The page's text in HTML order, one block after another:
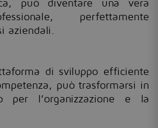
può diventare una vera
perfettamente
aziendali.
di sviluppo efficiente
può trasformarsi in
per l’organizzazione e la